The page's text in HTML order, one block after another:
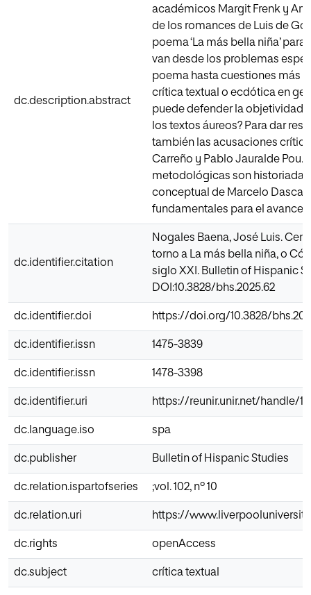
dc.description.abstract
académicos Margit Frenk y
de los romances de Luis de
poema ‘La más bella niña’
van desde los problemas
poema hasta cuestiones más
crítica textual o ecdótica en
puede defender la objetividad
los textos áureos? Para dar
también las acusaciones
Carreño y Pablo Jauralde Pou.
metodológicas son
conceptual de Marcelo Dascal
fundamentales para el avance
dc.identifier.citation
Nogales Baena, José Luis.
torno a La más bella niña, o
siglo XXI. Bulletin of Hispanic
DOI:10.3828/bhs.2025.62
dc.identifier.doi https://doi.org/10.3828/
dc.identifier.issn 1475-3839
dc.identifier.issn 1478-3398
dc.identifier.uri https://reunir.unir.net/handle/
dc.language.iso spa
dc.publisher Bulletin of Hispanic Studies
dc.relation.ispartofseries ;vol. 102, nº 10
dc.relation.uri https://
dc.rights openAccess
dc.subject crítica textual